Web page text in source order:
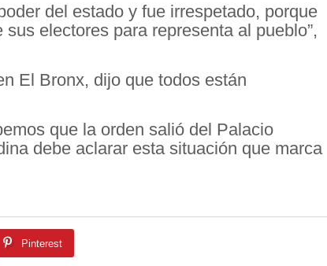
del estado y fue irrespetado, porque
electores para representa al pueblo”,
El Bronx, dijo que todos están
que la orden salió del Palacio
debe aclarar esta situación que marca
Pinterest